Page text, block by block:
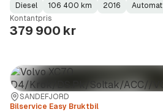
Fuel
Type:
Diesel
Kilometerstand :
106 400 km
Model
Year:
2016
Gearbox
Type:
Automat
Kontantpris
379 900 kr
Sted:
SANDEFJORD
Forhandler:
Bilservice Easy Bruktbil